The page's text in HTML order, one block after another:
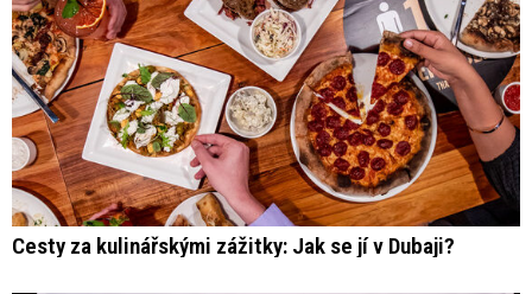
Cesty za kulinářskými zážitky: Jak se jí v Dubaji?